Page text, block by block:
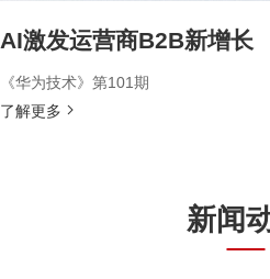
AI激发运营商B2B新增长
《华为技术》第101期
了解更多
新闻